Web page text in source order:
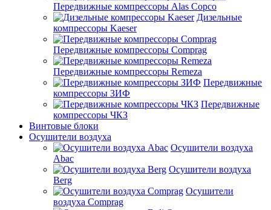
Передвижные компрессоры Alas Copco
Дизельные
компрессоры Kaeser
Передвижные компрессоры Comprag
Передвижные компрессоры Remeza
Передвижные
компрессоры ЗИФ
Передвижные
компрессоры ЧКЗ
Винтовые блоки
Осушители воздуха
Осушители воздуха
Abac
Осушители воздуха
Berg
Осушители
воздуха Comprag